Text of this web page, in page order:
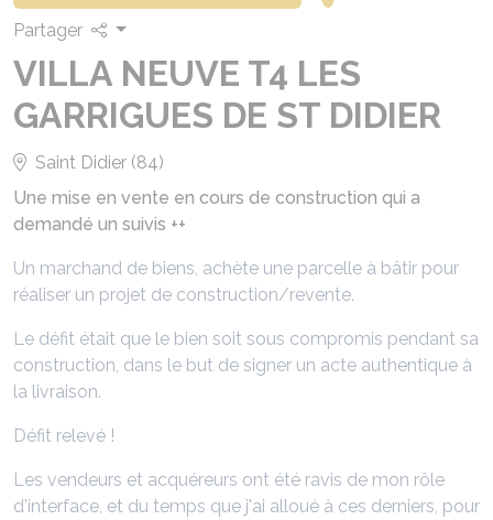
Partager
VILLA NEUVE T4 LES
GARRIGUES DE ST DIDIER
Saint Didier (84)
Une mise en vente en cours de construction qui a
demandé un suivis ++
Un marchand de biens, achète une parcelle à bâtir pour
réaliser un projet de construction/revente.
Le défit était que le bien soit sous compromis pendant sa
construction, dans le but de signer un acte authentique à
la livraison.
Défit relevé !
Les vendeurs et acquéreurs ont été ravis de mon rôle
d'interface, et du temps que j'ai alloué à ces derniers, pour